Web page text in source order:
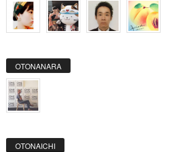
OTONANARA
OTONAICHI